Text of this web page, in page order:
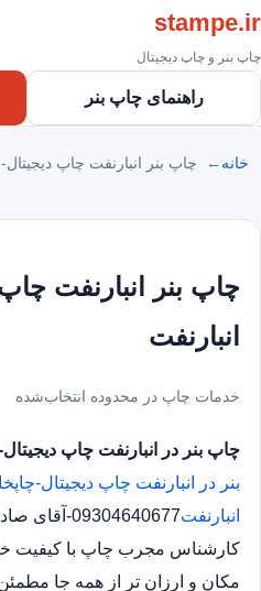
stampe.ir
چاپ بنر و چاپ دیجیتال
راهنمای چاپ بنر
خانه چاپ بنر انبارنفت چاپ دیجیتال-
چاپ بنر انبارنفت چاپ
انبارنفت
خدمات چاپ در محدوده انتخاب‌شده
چاپ بنر در انبارنفت چاپ دیجیتال-
بنر در انبارنفت چاپ دیجیتال-
انبارنفت
کارشناس مجرب چاپ با کیفیت
مکان و ارزان تر از همه جا